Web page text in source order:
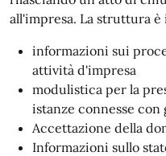
all'impresa. La struttura
informazioni sui
attività d'impresa
modulistica per la
istanze connesse
Accettazione della
Informazioni sullo